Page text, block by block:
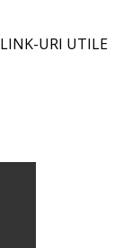
LINK-URI UTILE